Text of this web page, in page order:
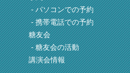
パソコンでの予約
携帯電話での予約
糖友会
糖友会の活動
講演会情報